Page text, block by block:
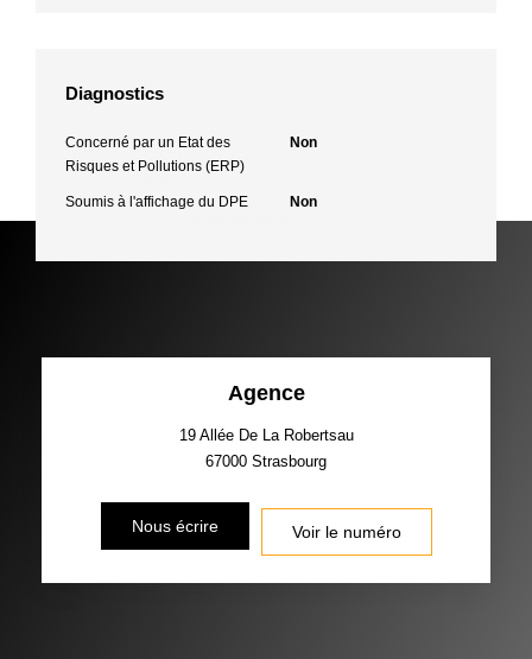
Diagnostics
Concerné par un Etat des
Risques et Pollutions (ERP)
Non
Soumis à l'affichage du DPE Non
Agence
19 Allée De La Robertsau
67000 Strasbourg
Nous écrire Voir le numéro